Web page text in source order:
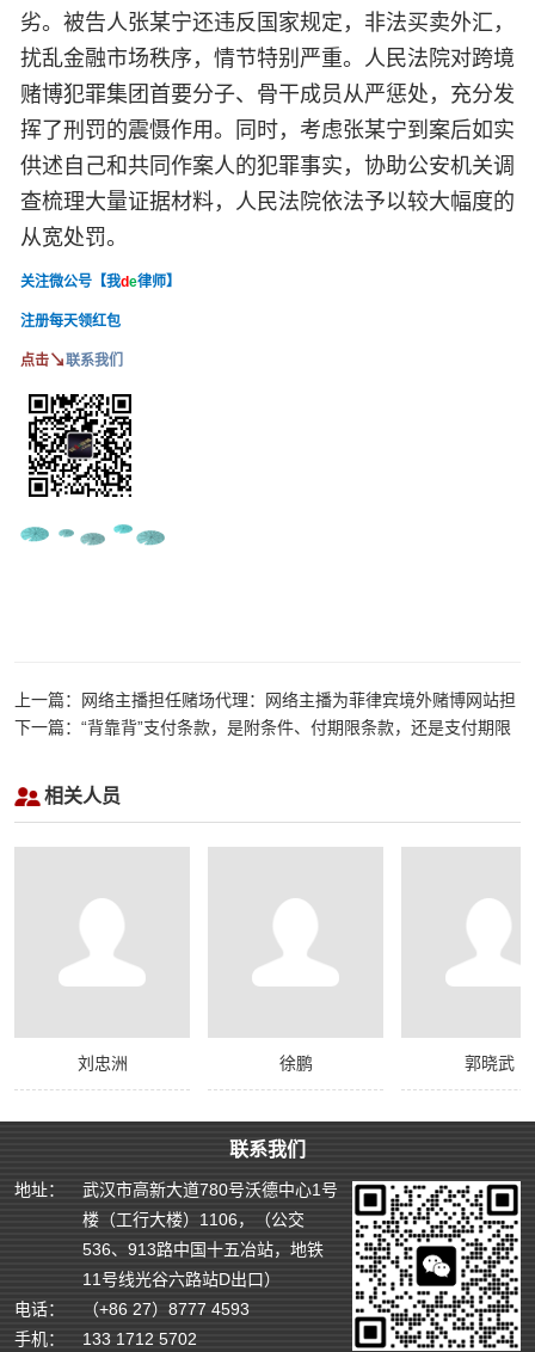
劣。被告人张某宁还违反国家规定，非法买卖外汇，
扰乱金融市场秩序，情节特别严重。人民法院对跨境
赌博犯罪集团首要分子、骨干成员从严惩处，充分发
挥了刑罚的震慑作用。同时，考虑张某宁到案后如实
供述自己和共同作案人的犯罪事实，协助公安机关调
查梳理大量证据材料，人民法院依法予以较大幅度的
从宽处罚。
关注微公号【我de律师】
注册每天领红包
点击↘联系我们
上一篇：网络主播担任赌场代理：网络主播为菲律宾境外赌博网站担
任代理，招揽参赌人员，获取赌博佣金，已构成开设赌场罪
下一篇：“背靠背”支付条款，是附条件、付期限条款，还是支付期限
相关人员
刘忠洲 徐鹏 郭晓武
联系我们
地址：
武汉市高新大道780号沃德中心1号
楼（工行大楼）1106，（公交
536、913路中国十五冶站，地铁
11号线光谷六路站D出口）
电话：
（+86 27）8777 4593
手机：
133 1712 5702